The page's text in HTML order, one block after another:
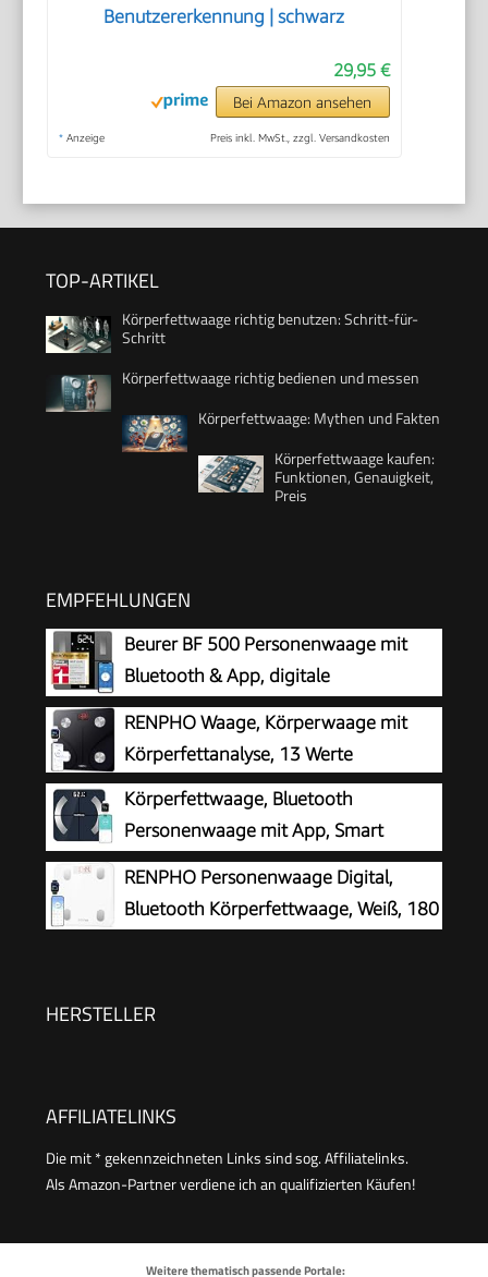
Benutzererkennung | schwarz
29,95 €
Bei Amazon ansehen
* Anzeige Preis inkl. MwSt., zzgl. Versandkosten
TOP-ARTIKEL
Körperfettwaage richtig benutzen: Schritt-für-
Schritt
Körperfettwaage richtig bedienen und messen
Körperfettwaage: Mythen und Fakten
Körperfettwaage kaufen:
Funktionen, Genauigkeit,
Preis
EMPFEHLUNGEN
Beurer BF 500 Personenwaage mit
Bluetooth & App, digitale
Körperfettwaage mit Messung von
Körperfett, Muskelanteil, Kalorienbedarf etc., XL-
Display, Datenübertragung zu Apple Health &
co., bis 180 kg
RENPHO Waage, Körperwaage mit
Körperfettanalyse, 13 Werte
Körperfettwaage, Bluetooth
Personenwaage mit App, Smart
Digitale Waage für Körperfett, BMI,
Gewicht, Muskelmasse, Wasser, Protein,
Skelettmuskel, Knochengewicht, BMR, Schwarz
RENPHO Personenwaage Digital,
Bluetooth Körperfettwaage, Weiß, 180
HERSTELLER
AFFILIATELINKS
Die mit * gekennzeichneten Links sind sog. Affiliatelinks.
Als Amazon-Partner verdiene ich an qualifizierten Käufen!
Weitere thematisch passende Portale: